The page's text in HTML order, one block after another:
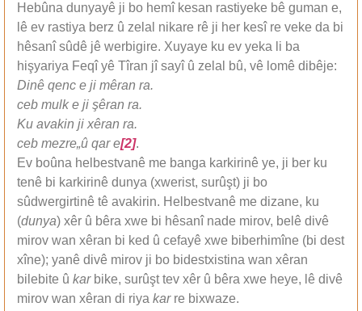
Hebûna dunyayê ji bo hemî kesan rastiyeke bê guman e,
lê ev rastiya berz û zelal nikare rê ji her kesî re veke da bi
hêsanî sûdê jê werbigire. Xuyaye ku ev yeka li ba
hişyariya Feqî yê Tîran jî sayî û zelal bû, vê lomê dibêje:
Dinê qenc e ji mêran ra.
ceb mulk e ji şêran ra.
Ku avakin ji xêran ra.
ceb mezre„û qar e[2].
Ev boûna helbestvanê me banga karkirinê ye, ji ber ku
tenê bi karkirinê dunya (xwerist, surûşt) ji bo
sûdwergirtinê tê avakirin. Helbestvanê me dizane, ku
(dunya) xêr û bêra xwe bi hêsanî nade mirov, belê divê
mirov wan xêran bi ked û cefayê xwe biberhimîne (bi dest
xîne); yanê divê mirov ji bo bidestxistina wan xêran
bilebite û karbike, surûşt tev xêr û bêra xwe heye, lê divê
mirov wan xêran di riya karre bixwaze.